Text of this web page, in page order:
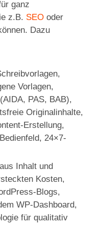
ganz
z.B. SEO oder
Dazu
Vorlagen,
PAS, BAB),
Originalinhalte,
Erstellung,
24×7-
Inhalt und
Kosten,
Blogs,
WP-Dashboard,
für qualitativ